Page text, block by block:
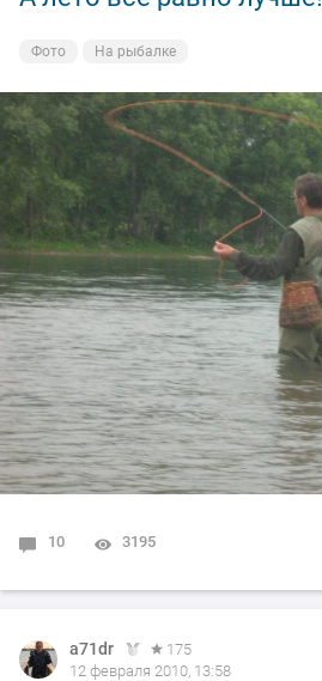
Фото На рыбалке
10 3195
a71dr
175
12 февраля 2010, 13:58